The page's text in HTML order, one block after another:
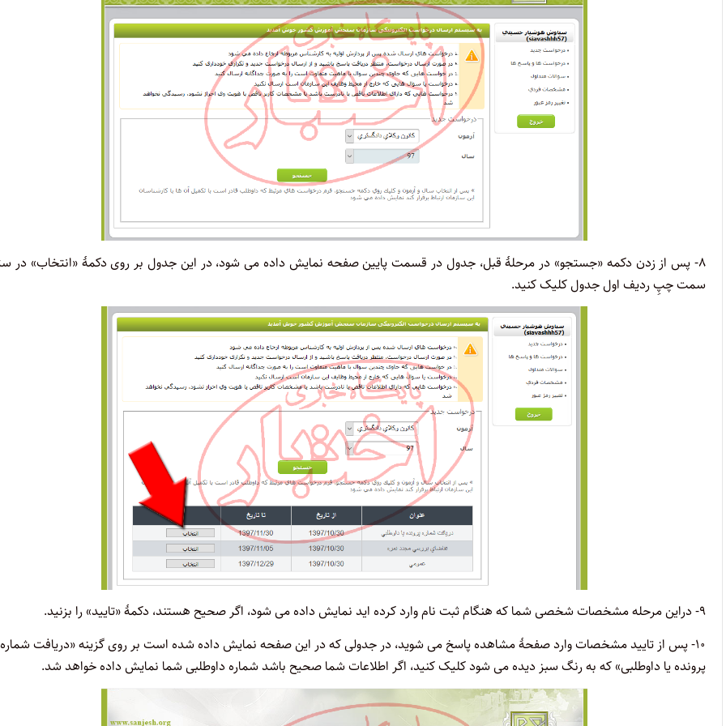
۸- پس از زدن دکمه «جستجو» در مرحلۀ قبل، جدول در قسمت پایین صفحه نمایش داده می شود، در این جدول بر روی دکمۀ «انتخاب» در
سمت چپِ ردیف اول جدول کلیک کنید.
۹- دراین مرحله مشخصات شخصی شما که هنگام ثبت نام وارد کرده اید نمایش داده می شود، اگر صحیح هستند، دکمۀ «تایید» را بزنید.
۱۰- پس از تایید مشخصات وارد صفحۀ مشاهده پاسخ می شوید، در جدولی که در این صفحه نمایش داده شده است بر روی گزینه «دریافت شماره
پرونده یا داوطلبی» که به رنگ سبز دیده می شود کلیک کنید، اگر اطلاعات شما صحیح باشد شماره داوطلبی شما نمایش داده خواهد شد.